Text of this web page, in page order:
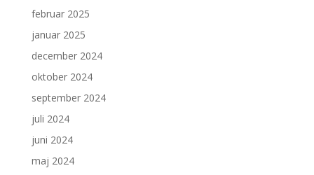
februar 2025
januar 2025
december 2024
oktober 2024
september 2024
juli 2024
juni 2024
maj 2024